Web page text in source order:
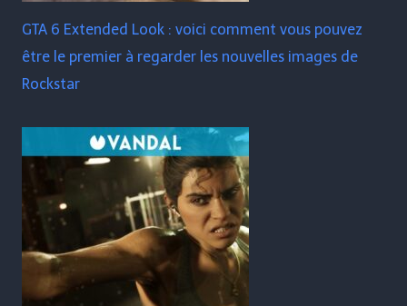
GTA 6 Extended Look : voici comment vous pouvez
être le premier à regarder les nouvelles images de
Rockstar